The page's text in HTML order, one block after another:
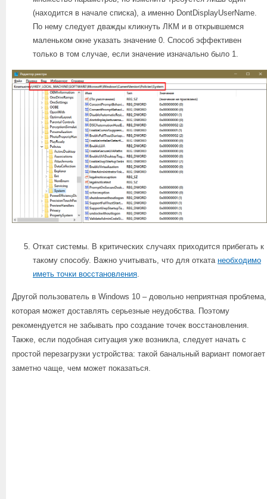
(находится в начале списка), а именно DontDisplayUserName.
По нему следует дважды кликнуть ЛКМ и в открывшемся
маленьком окне указать значение 0. Способ эффективен
только в том случае, если значение изначально было 1.
Откат системы. В критических случаях приходится прибегать к
такому способу. Важно учитывать, что для отката необходимо
иметь точки восстановления.
Другой пользователь в Windows 10 – довольно неприятная проблема,
которая может доставлять серьезные неудобства. Поэтому
рекомендуется не забывать про создание точек восстановления.
Также, если подобная ситуация уже возникла, следует начать с
простой перезагрузки устройства: такой банальный вариант помогает
заметно чаще, чем может показаться.